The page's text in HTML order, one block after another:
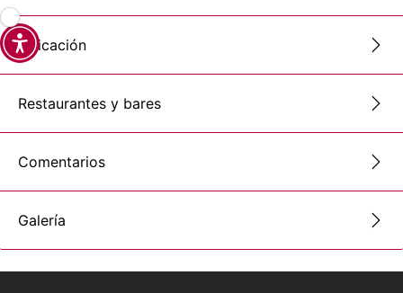
Ubicación
Restaurantes y bares
Comentarios
Galería